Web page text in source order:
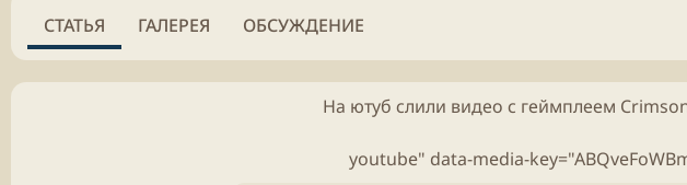
и
а
СТАТЬЯ ГАЛЕРЕЯ ОБСУЖДЕНИЕ
На ютуб слили видео с геймплеем
youtube" data-media-